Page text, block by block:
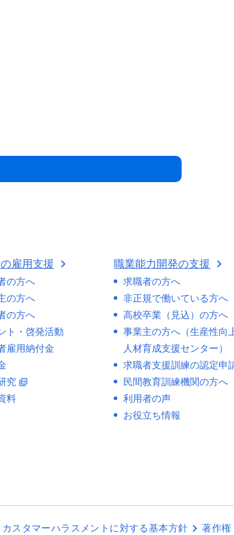
雇用支援
の方へ
の方へ
の方へ
ト・啓発活動
雇用納付金
究 picture_as_pdf
料
職業能力開発の支援
求職者の方へ
非正規で働いている方へ
高校卒業（見込）の方へ
事業主の方へ（生産性向
人材育成支援センター）
求職者支援訓練の認定申
民間教育訓練機関の方へ
利用者の声
お役立ち情報
カスタマーハラスメントに対する基本方針 著作権